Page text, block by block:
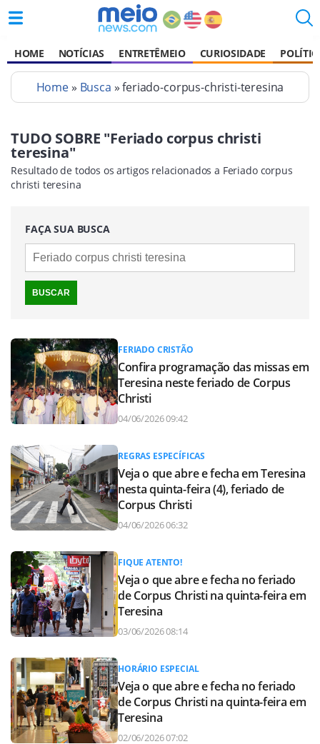
HOME NOTÍCIAS ENTRETÊMEIO CURIOSIDADE
Home» Busca » feriado-corpus-christi-teresina
TUDO SOBRE "Feriado corpus christi
teresina"
Resultado de todos os artigos relacionados a Feriado corpus
christi teresina
FAÇA SUA BUSCA
BUSCAR
FERIADO CRISTÃO
Confira programação das missas em
Teresina neste feriado de Corpus
Christi
04/06/2026 09:42
REGRAS ESPECÍFICAS
Veja o que abre e fecha em Teresina
nesta quinta-feira (4), feriado de
Corpus Christi
04/06/2026 06:32
FIQUE ATENTO!
Veja o que abre e fecha no feriado
de Corpus Christi na quinta-feira em
Teresina
03/06/2026 08:14
HORÁRIO ESPECIAL
Veja o que abre e fecha no feriado
de Corpus Christi na quinta-feira em
Teresina
02/06/2026 07:02